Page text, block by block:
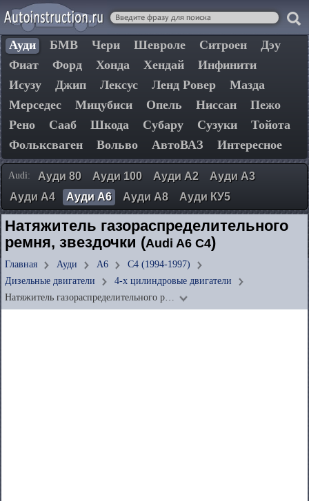
Ауди БМВ Чери Шевроле Ситроен
Дэу
Фиат
Форд Хонда Хендай
Инфинити
Исузу
Джип Лексус Ленд Ровер
Мазда
Мерседес
Мицубиси Опель Ниссан
Пежо
Рено
Сааб Шкода Субару Сузуки
Тойота
Фольксваген
Вольво АвтоВАЗ Интересное
Audi: Ауди 80 Ауди 100 Ауди А2
Ауди А3
Ауди А4
Ауди А6 Ауди А8 Ауди КУ5
Натяжитель газораспределительного
ремня, звездочки (Audi A6 C4)
Главная Ауди А6
C4 (1994-1997)
Дизельные двигатели
4-х цилиндровые двигатели
Натяжитель газораспределительного р…